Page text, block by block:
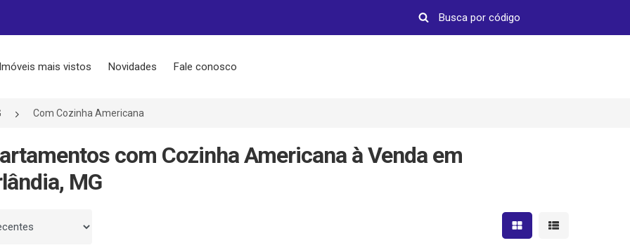
mais vistos Novidades Fale conosco
Com Cozinha Americana
com Cozinha Americana à Venda em
MG
Mostrar resultados em
Mostrar